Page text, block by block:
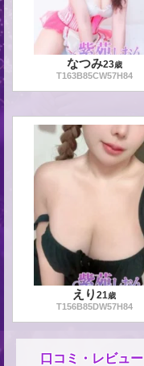
なつみ23歳
T163B85CW57H84
えり 21歳
T156B85DW57H84
口コミ・レビュー